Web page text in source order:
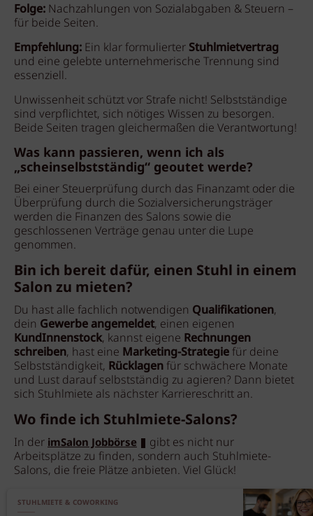
Folge: Nachzahlungen von Sozialabgaben & Steuern –
für beide Seiten.
Empfehlung: Ein klar formulierter Stuhlmietvertrag
und eine gelebte unternehmerische Trennung sind
essenziell.
Unwissenheit schützt vor Strafe nicht! Selbstständige
sind verpflichtet, sich nötiges Wissen zu besorgen.
Beide Seiten tragen gleichermaßen die Verantwortung!
Was kann passieren, wenn ich als
„scheinselbstständig“ geoutet werde?
Bei einer Steuerprüfung durch das Finanzamt oder die
Überprüfung durch die Sozialversicherungsträger
werden die Finanzen des Salons sowie die
geschlossenen Verträge genau unter die Lupe
genommen.
Bin ich bereit dafür, einen Stuhl in einem
Salon zu mieten?
Du hast alle fachlich notwendigen Qualifikationen,
dein Gewerbe angemeldet, einen eigenen
KundInnenstock, kannst eigene Rechnungen
schreiben, hast eine Marketing-Strategie für deine
Selbstständigkeit, Rücklagen für schwächere Monate
und Lust darauf selbstständig zu agieren? Dann bietet
sich Stuhlmiete als nächster Karriereschritt an.
Wo finde ich Stuhlmiete-Salons?
In derimSalon Jobbörse
gibt es nicht nur
Arbeitsplätze zu finden, sondern auch Stuhlmiete-
Salons, die freie Plätze anbieten. Viel Glück!
STUHLMIETE & COWORKING